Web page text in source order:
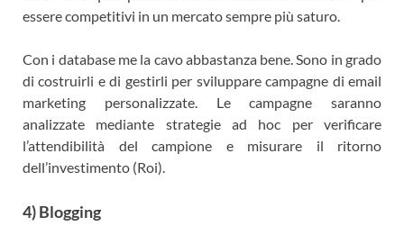
essere competitivi in un mercato sempre più saturo.
Con i database me la cavo abbastanza bene. Sono in grado
di costruirli e di gestirli per sviluppare campagne di email
marketing personalizzate. Le campagne saranno
analizzate mediante strategie ad hoc per verificare
l’attendibilità del campione e misurare il ritorno
dell’investimento (Roi).
4) Blogging